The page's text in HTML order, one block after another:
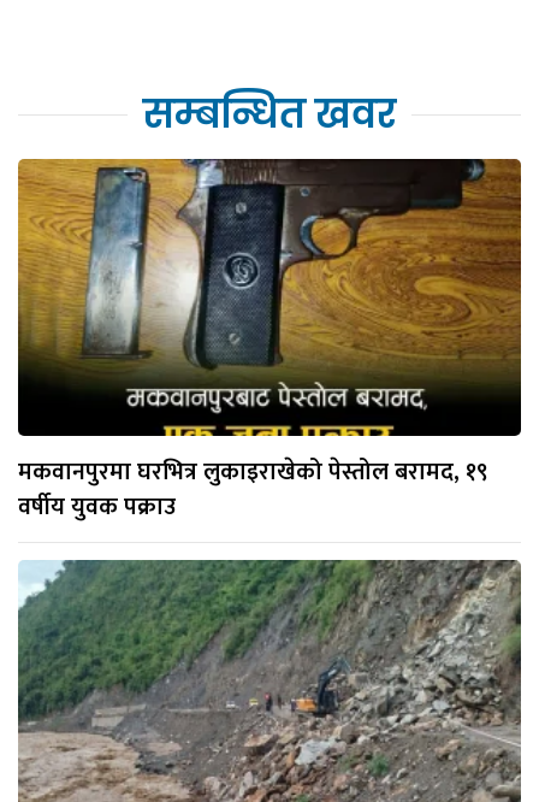
सम्बन्धित खवर
मकवानपुरमा घरभित्र लुकाइराखेको पेस्तोल बरामद, १९
वर्षीय युवक पक्राउ